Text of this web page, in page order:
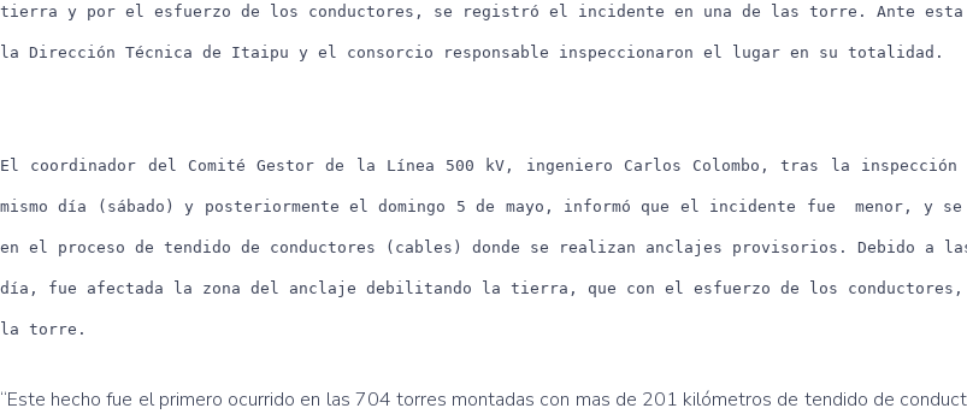
tierra y por el esfuerzo de los conductores, se registró el incidente en una de las torre. Ante
la Dirección Técnica de Itaipu y el consorcio responsable inspeccionaron el lugar en su totalidad.
El coordinador del Comité Gestor de la Línea 500 kV, ingeniero Carlos Colombo, tras la
mismo día (sábado) y posteriormente el domingo 5 de mayo, informó que el incidente fue menor, y
en el proceso de tendido de conductores (cables) donde se realizan anclajes provisorios. Debido a
día, fue afectada la zona del anclaje debilitando la tierra, que con el esfuerzo de los
la torre.
“Este hecho fue el primero ocurrido en las 704 torres montadas con mas de 201 kilómetros de tendido de